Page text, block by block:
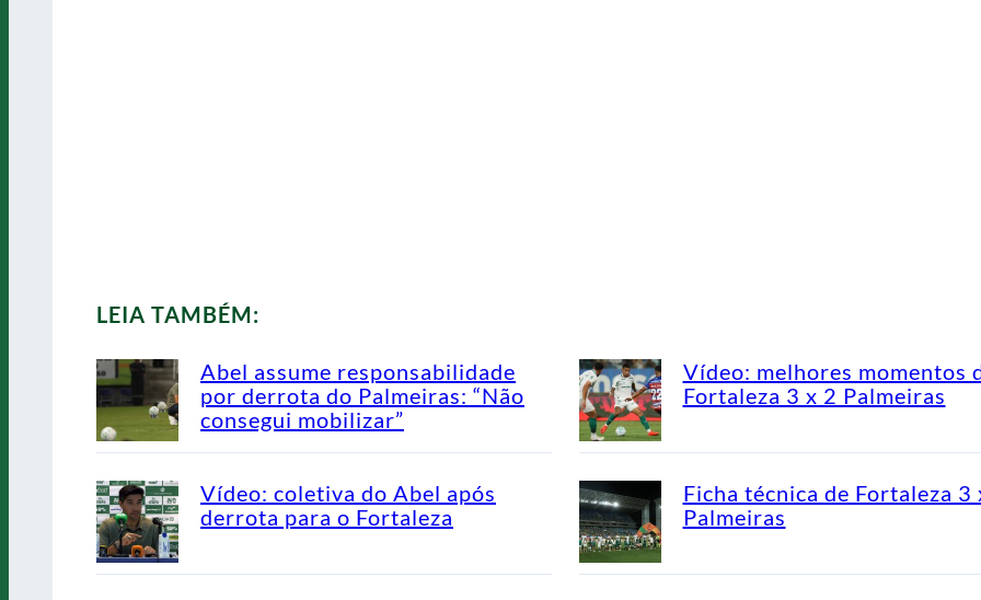
LEIA TAMBÉM:
Abel assume responsabilidade
por derrota do Palmeiras: “Não
consegui mobilizar”
Vídeo: melhores momentos
Fortaleza 3 x 2 Palmeiras
Vídeo: coletiva do Abel após
derrota para o Fortaleza
Ficha técnica de Fortaleza 3
Palmeiras